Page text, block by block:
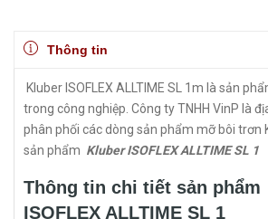
Thông tin
Kluber ISOFLEX ALLTIME SL 1m là sản
trong công nghiệp. Công ty TNHH VinP là
phân phối các dòng sản phẩm mỡ bôi trơn
sản phẩm Kluber ISOFLEX ALLTIME SL 1
Thông tin chi tiết sản
ISOFLEX ALLTIME SL 1